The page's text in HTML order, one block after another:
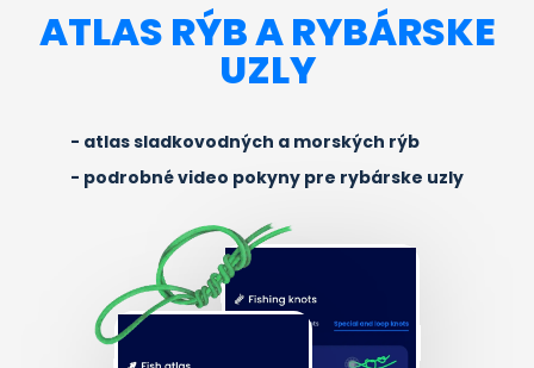
ATLAS RÝB A RYBÁRSKE
UZLY
atlas sladkovodných a morských rýb
podrobné video pokyny pre rybárske uzly